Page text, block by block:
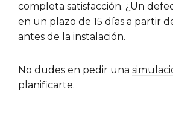
completa satisfacción. ¿Un
en un plazo de 15 días a partir
antes de la instalación.
No dudes en pedir una
planificarte.